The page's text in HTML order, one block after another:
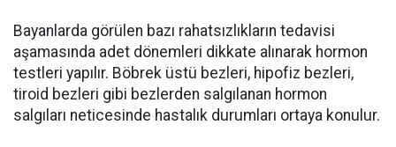
Bayanlarda görülen bazı rahatsızlıkların tedavisi
aşamasında adet dönemleri dikkate alınarak hormon
testleri yapılır. Böbrek üstü bezleri, hipofiz bezleri,
tiroid bezleri gibi bezlerden salgılanan hormon
salgıları neticesinde hastalık durumları ortaya konulur.